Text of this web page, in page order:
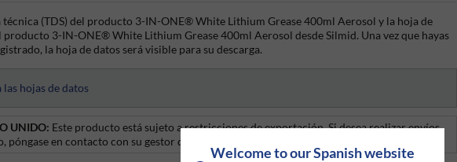
Welcome to our Spanish website
técnica (TDS) del producto 3-IN-ONE® White Lithium Grease 400ml Aerosol y la hoja de
producto 3-IN-ONE® White Lithium Grease 400ml Aerosol desde Silmid. Una vez que hayas
la hoja de datos será visible para su descarga.
hojas de datos
UNIDO: Este producto está sujeto a restricciones de exportación. Si desea realizar envíos
póngase en contacto con su gestor de cuentas o llámenos al +44 (0)1675 432850.